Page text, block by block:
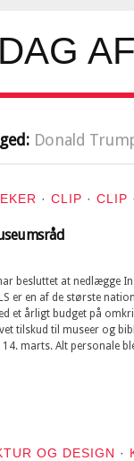
Donald
· CLIP · CLIP ·
besluttet at nedlægge
er en af de største
et årligt budget på
tilskud til museer og
marts. Alt personale
OG DESIGN ·